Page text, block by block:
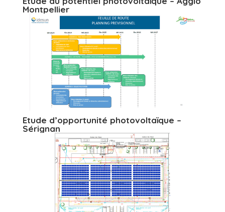
Montpellier
Etude d’opportunité photovoltaïque –
Sérignan